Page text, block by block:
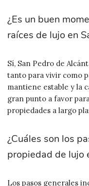
¿Es un buen
raíces de lujo en
Sí, San Pedro de
tanto para vivir como
mantiene estable y la
gran punto a favor
propiedades a largo
¿Cuáles son los
propiedad de lujo
Los pasos generales